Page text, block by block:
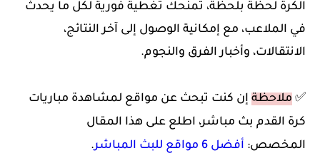
الكرة لحظة بلحظة، تمنحك تغطية فورية لكل ما يحدث
في الملاعب، مع إمكانية الوصول إلى آخر النتائج،
الانتقالات، وأخبار الفرق والنجوم.
✅ ملاحظة إن كنت تبحث عن مواقع لمشاهدة مباريات
كرة القدم بث مباشر، اطلع على هذا المقال
المخصص: أفضل 6 مواقع للبث المباشر .